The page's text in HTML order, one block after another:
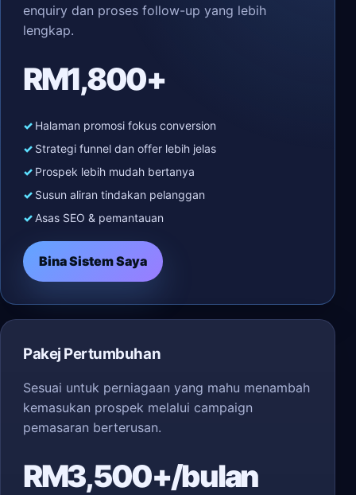
enquiry dan proses follow-up yang lebih
lengkap.
RM1,800+
Halaman promosi fokus conversion
Strategi funnel dan offer lebih jelas
Prospek lebih mudah bertanya
Susun aliran tindakan pelanggan
Asas SEO & pemantauan
Bina Sistem Saya
Pakej Pertumbuhan
Sesuai untuk perniagaan yang mahu menambah
kemasukan prospek melalui campaign
pemasaran berterusan.
RM3,500+/bulan